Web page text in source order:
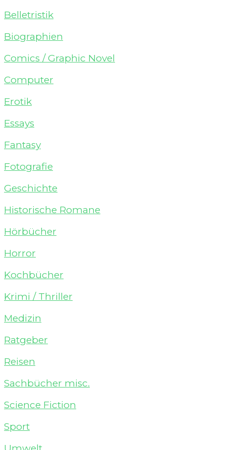
Belletristik
Biographien
Comics / Graphic Novel
Computer
Erotik
Essays
Fantasy
Fotografie
Geschichte
Historische Romane
Hörbücher
Horror
Kochbücher
Krimi / Thriller
Medizin
Ratgeber
Reisen
Sachbücher misc.
Science Fiction
Sport